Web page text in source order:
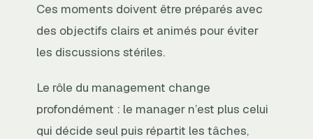
Ces moments doivent être préparés avec
des objectifs clairs et animés pour éviter
les discussions stériles.
Le rôle du management change
profondément : le manager n’est plus celui
qui décide seul puis répartit les tâches,